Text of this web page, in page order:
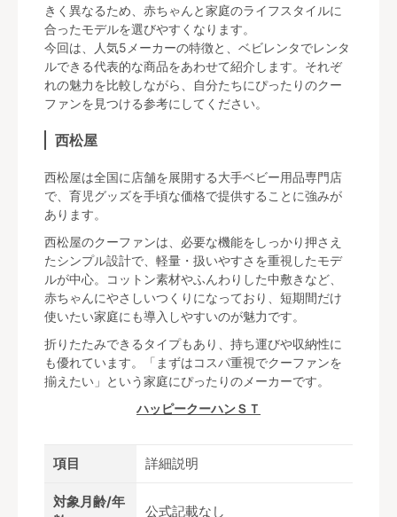
きく異なるため、赤ちゃんと家庭のライフスタイルに
合ったモデルを選びやすくなります。
今回は、人気5メーカーの特徴と、ベビレンタでレンタ
ルできる代表的な商品をあわせて紹介します。それぞ
れの魅力を比較しながら、自分たちにぴったりのクー
ファンを見つける参考にしてください。
西松屋
西松屋は全国に店舗を展開する大手ベビー用品専門店
で、育児グッズを手頃な価格で提供することに強みが
あります。
西松屋のクーファンは、必要な機能をしっかり押さえ
たシンプル設計で、軽量・扱いやすさを重視したモデ
ルが中心。コットン素材やふんわりした中敷きなど、
赤ちゃんにやさしいつくりになっており、短期間だけ
使いたい家庭にも導入しやすいのが魅力です。
折りたたみできるタイプもあり、持ち運びや収納性に
も優れています。「まずはコスパ重視でクーファンを
揃えたい」という家庭にぴったりのメーカーです。
ハッピークーハンＳＴ
項目 詳細説明
対象月齢/年
公式記載なし